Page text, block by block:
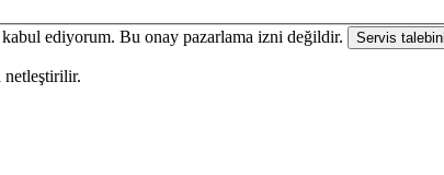
ediyorum. Bu onay pazarlama izni değildir. Servis
netleştirilir.